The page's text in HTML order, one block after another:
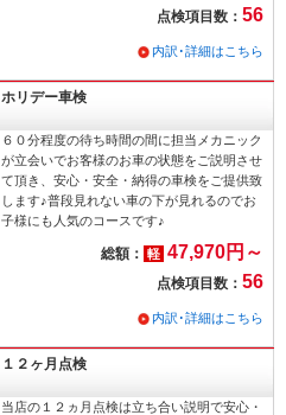
点検項目数： 56
内訳･詳細はこちら
ホリデー車検
６０分程度の待ち時間の間に担当メカニック
が立会いでお客様のお車の状態をご説明させ
て頂き、安心・安全・納得の車検をご提供致
します♪普段見れない車の下が見れるのでお
子様にも人気のコースです♪
総額： 軽 47,970円～
点検項目数： 56
内訳･詳細はこちら
１２ヶ月点検
当店の１２ヵ月点検は立ち合い説明で安心・